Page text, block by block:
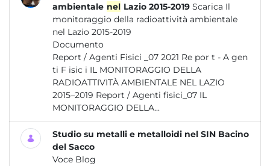
ambientale nel Lazio 2015-2019 Scarica Il
monitoraggio della radioattività ambientale
nel Lazio 2015-2019
Documento
Report / Agenti Fisici _07 2021 Re por t - A gen
ti F isic i IL MONITORAGGIO DELLA
RADIOATTIVITÀ AMBIENTALE NEL LAZIO
2015–2019 Report / Agenti fisici_07 IL
MONITORAGGIO DELLA...
Studio su metalli e metalloidi nel SIN Bacino
del Sacco
Voce Blog